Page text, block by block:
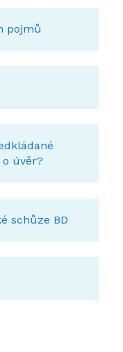
pojmů
úvěr?
schůze BD